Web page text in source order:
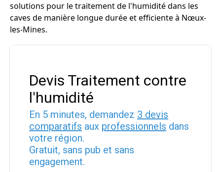
solutions pour le traitement de l'humidité dans les
caves de manière longue durée et efficiente à Nœux-
les-Mines.
Devis Traitement contre
l'humidité
En 5 minutes, demandez 3 devis
comparatifs aux professionnels dans
votre région.
Gratuit, sans pub et sans
engagement.